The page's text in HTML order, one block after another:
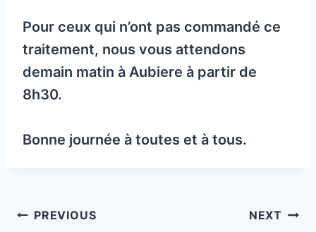
Pour ceux qui n’ont pas commandé ce
traitement, nous vous attendons
demain matin à Aubiere à partir de
8h30.
Bonne journée à toutes et à tous.
Post
PREVIOUS NEXT